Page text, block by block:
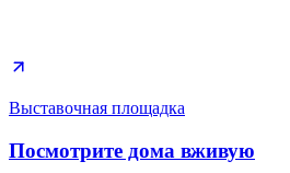
Выставочная площадка
Посмотрите дома вживую